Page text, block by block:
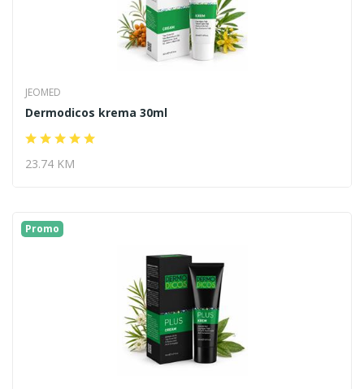
JEOMED
Dermodicos krema 30ml
23.74 KM
Promo